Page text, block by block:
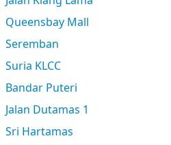
Queensbay Mall
Seremban
Suria KLCC
Bandar Puteri
Jalan Dutamas 1
Sri Hartamas